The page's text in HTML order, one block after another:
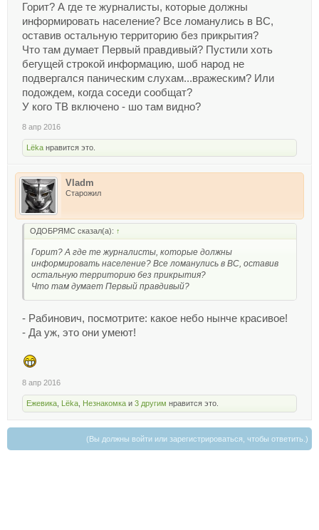
Горит? А где те журналисты, которые должны
информировать население? Все ломанулись в ВС,
оставив остальную территорию без прикрытия?
Что там думает Первый правдивый? Пустили хоть
бегущей строкой информацию, шоб народ не
подвергался паническим слухам...вражеским? Или
подождем, когда соседи сообщат?
У кого ТВ включено - шо там видно?
8 апр 2016
Lёka нравится это.
Vladm
Старожил
ОДОБРЯМС сказал(а): ↑
Горит? А где те журналисты, которые должны
информировать население? Все ломанулись в ВС, оставив
остальную территорию без прикрытия?
Что там думает Первый правдивый?
- Рабинович, посмотрите: какое небо нынче красивое!
- Да уж, это они умеют!
8 апр 2016
Ежевика Lёka Незнакомка и 3 другим нравится это.
(Вы должны войти или зарегистрироваться, чтобы ответить.)